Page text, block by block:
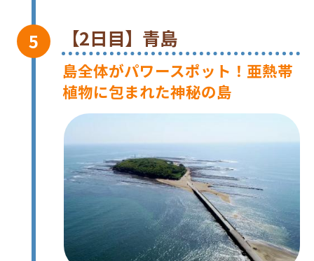
【2日目】青島
島全体がパワースポット！亜熱帯
植物に包まれた神秘の島